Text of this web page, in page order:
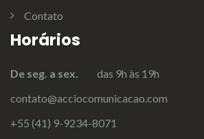
Contato
Horários
De seg. a sex. das 9h às 19h
contato@acciocomunicacao.com
+55 (41) 9-9234-8071